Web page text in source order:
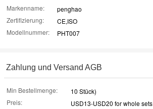
Markenname:
penghao
Zertifizierung:
CE,ISO
Modellnummer:
PHT007
Zahlung und Versand AGB
Min Bestellmenge:
10 Stück)
Preis:
USD13-USD20 for whole sets